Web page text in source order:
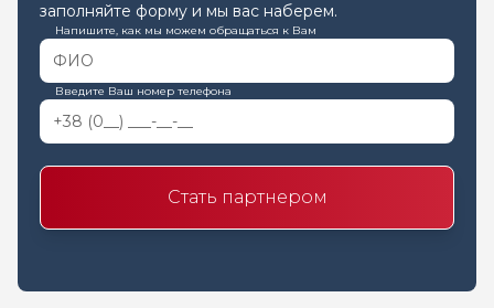
заполняйте форму и мы вас наберем.
Напишите, как мы можем обращаться к Вам
Введите Ваш номер телефона
Стать партнером